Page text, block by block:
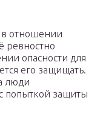
в отношении
ревностно
опасности для
его защищать.
люди
попыткой защиты